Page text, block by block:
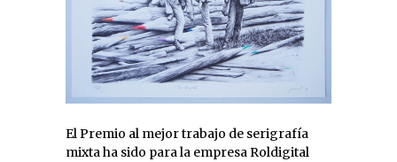
El Premio al mejor trabajo de serigrafía
mixta ha sido para la empresa Roldigital